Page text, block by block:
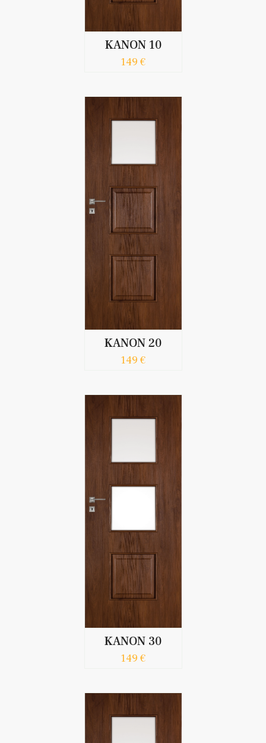
KANON 10
149 €
KANON 20
149 €
KANON 30
149 €